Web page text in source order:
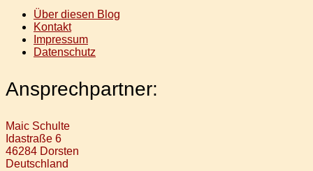
Über diesen Blog
Kontakt
Impressum
Datenschutz
Ansprechpartner:
Maic Schulte
Idastraße 6
46284 Dorsten
Deutschland